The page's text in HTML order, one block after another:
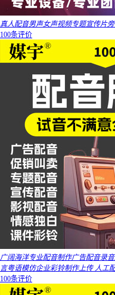
真人配音男声女声视频专题宣传片
100条评价
广阔海洋专业配音制作广告配音录
言粤语模仿企业彩铃制作上传 人工
100条评价